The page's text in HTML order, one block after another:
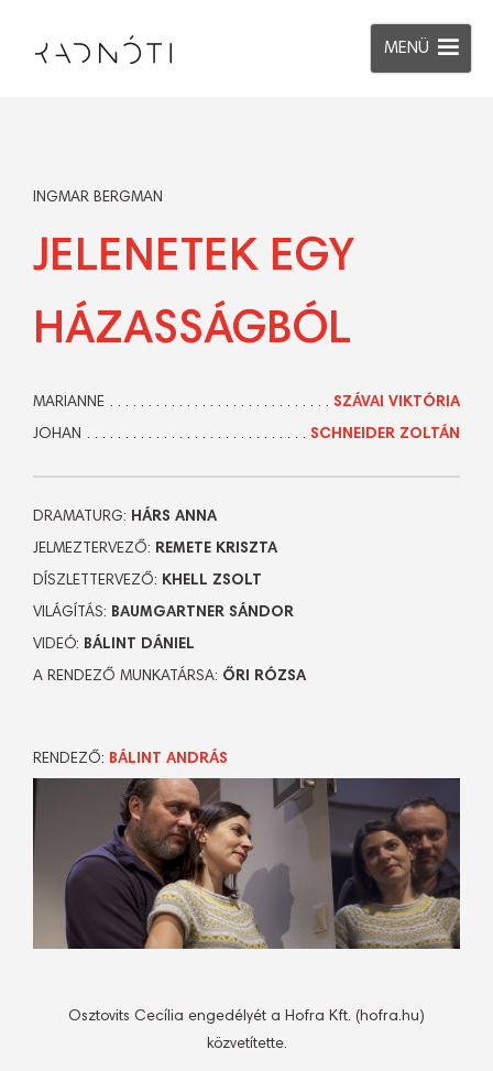
MENÜ
INGMAR BERGMAN
JELENETEK EGY
HÁZASSÁGBÓL
MARIANNE SZÁVAI VIKTÓRIA
JOHAN SCHNEIDER ZOLTÁN
DRAMATURG: HÁRS ANNA
JELMEZTERVEZŐ: REMETE KRISZTA
DÍSZLETTERVEZŐ: KHELL ZSOLT
VILÁGÍTÁS: BAUMGARTNER SÁNDOR
VIDEÓ: BÁLINT DÁNIEL
A RENDEZŐ MUNKATÁRSA: ŐRI RÓZSA
RENDEZŐ: BÁLINT ANDRÁS
Osztovits Cecília engedélyét a Hofra Kft. (hofra.hu)
közvetítette.